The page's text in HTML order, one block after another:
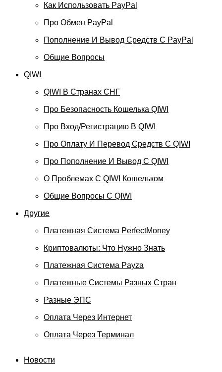
Как Использовать PayPal
Про Обмен PayPal
Пополнение И Вывод Средств С PayPal
Общие Вопросы
QIWI
QIWI В Странах СНГ
Про Безопасность Кошелька QIWI
Про Вход/регистрацию В QIWI
Про Оплату И Перевод Средств C QIWI
Про Пополнение И Вывод С QIWI
О Проблемах С QIWI Кошельком
Общие Вопросы С QIWI
Другие
Платежная Система PerfectMoney
Криптовалюты: Что Нужно Знать
Платежная Система Payza
Платежные Системы Разных Стран
Разные ЭПС
Оплата Через Интернет
Оплата Через Терминал
Новости